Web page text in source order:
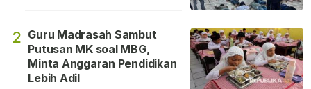
2 Guru Madrasah Sambut
Putusan MK soal MBG,
Minta Anggaran Pendidikan
Lebih Adil